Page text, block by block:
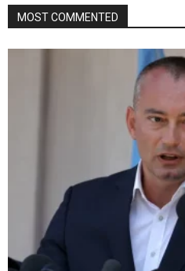
MOST COMMENTED